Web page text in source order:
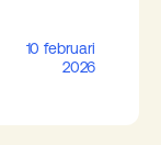
10 februari
2026